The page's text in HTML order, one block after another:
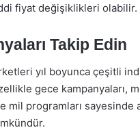
fiyat değişiklikleri olabilir.
Takip Edin
yıl boyunca çeşitli
gece kampanyaları,
mil programları sayesinde